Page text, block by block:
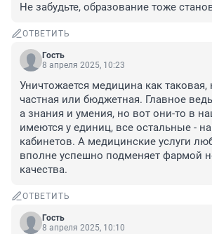
Не забудьте, образование тоже
ОТВЕТИТЬ
Гость
8 апреля 2025, 10:23
Уничтожается медицина как
частная или бюджетная. Главное
а знания и умения, но вот они-то в
имеются у единиц, все остальные -
кабинетов. А медицинские услуги
вполне успешно подменяет фармой
качества.
ОТВЕТИТЬ
Гость
8 апреля 2025, 10:10